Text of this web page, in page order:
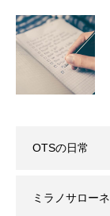
OTSの日常
ミラノサローネ